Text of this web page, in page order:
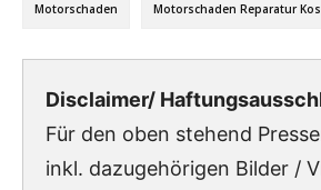
Motorschaden Motorschaden Reparatur
Disclaimer/
Für den oben stehend
inkl. dazugehörigen Bilder /